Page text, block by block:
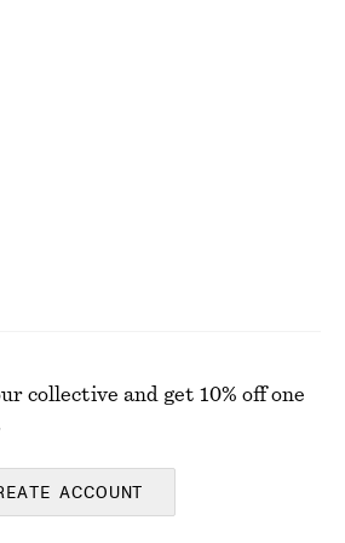
collective and get 10% off one
ACCOUNT